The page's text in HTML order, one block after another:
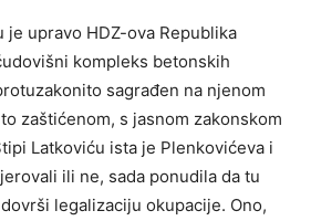
je upravo HDZ-ova Republika
kompleks betonskih
sagrađen na njenom
zaštićenom, s jasnom zakonskom
Latkoviću ista je Plenkovićeva i
ili ne, sada ponudila da tu
legalizaciju okupacije. Ono,